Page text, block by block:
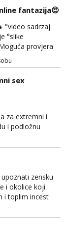
fantazija😍
°video sadrzaj
°slike
provjera
toga ne
100% prava i
nećeš moći bez
za uzivo, jer to
isključivo
sex
za extremni i
i podložnu
tako masažu
perverzno,bez
štikle
s.t.o
kod
zensku
i okolice koji
i toplim incest
je da znas sto
na mail,
hvala